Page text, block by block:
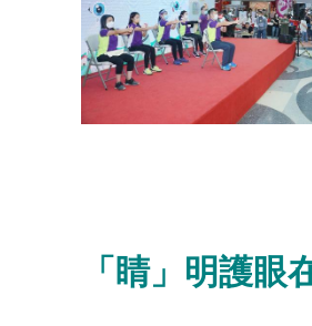
「睛」明護眼